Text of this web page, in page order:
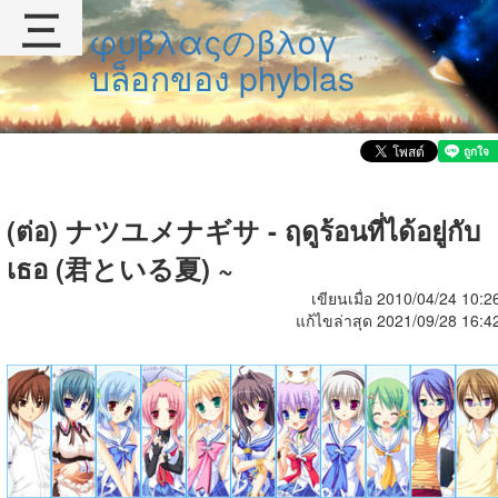
φυβλαςのβλογ
บล็อกของ phyblas
(ต่อ) ナツユメナギサ - ฤดูร้อนที่ได้อยู่กับ
เธอ (君といる夏) ~
เขียนเมื่อ 2010/04/24
แก้ไขล่าสุด 2021/09/28
三